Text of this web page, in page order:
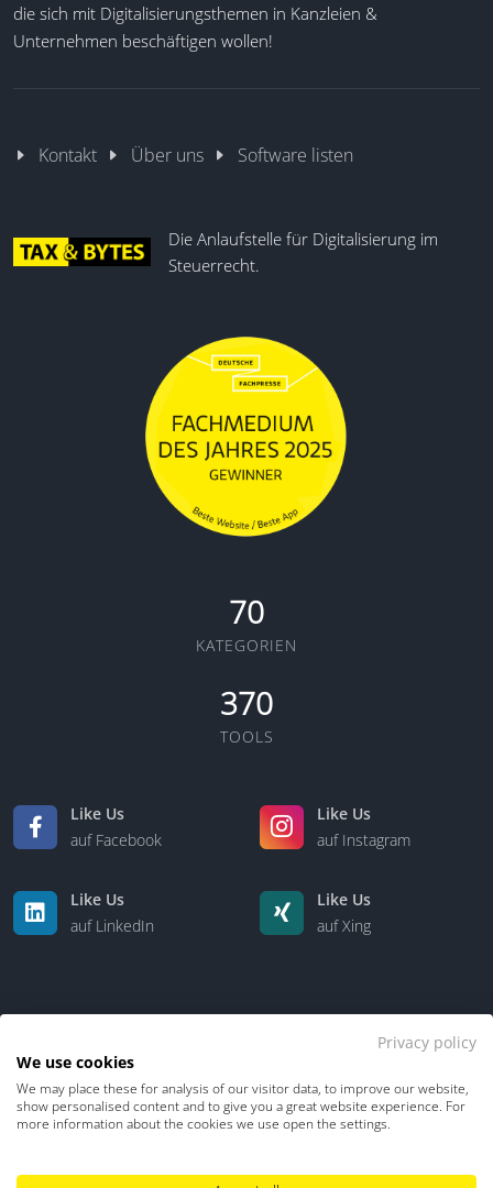
die sich mit Digitalisierungsthemen in Kanzleien &
Unternehmen beschäftigen wollen!
Kontakt Über uns Software listen
Die Anlaufstelle für Digitalisierung im
Steuerrecht.
70
KATEGORIEN
370
TOOLS
Like Us
auf Facebook
Like Us
auf Instagram
Like Us
auf LinkedIn
Like Us
auf Xing
Kontakt Über uns
Privacy policy
We use cookies
We may place these for analysis of our visitor data, to improve our website,
show personalised content and to give you a great website experience. For
more information about the cookies we use open the settings.